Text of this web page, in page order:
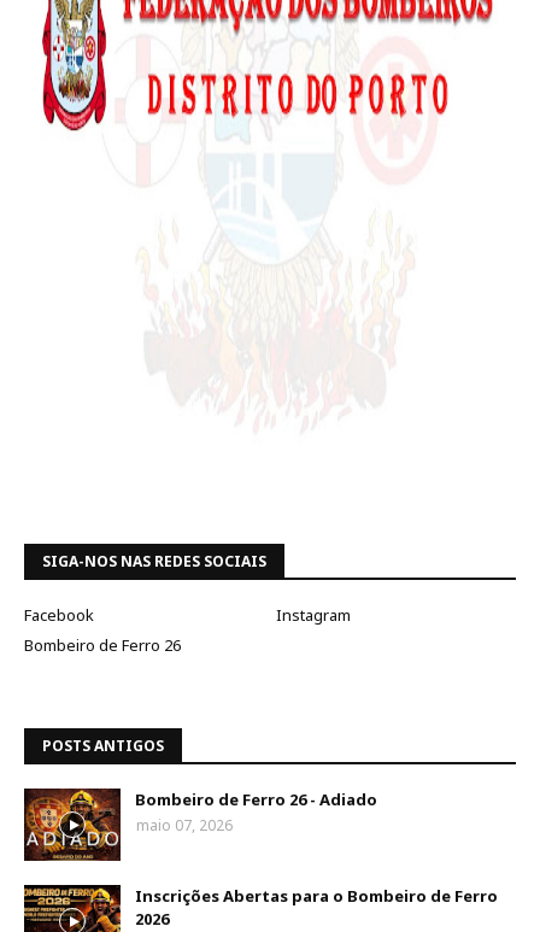
SIGA-NOS NAS REDES SOCIAIS
Facebook
Instagram
Bombeiro de Ferro 26
POSTS ANTIGOS
Bombeiro de Ferro 26 - Adiado
maio 07, 2026
Inscrições Abertas para o Bombeiro de Ferro
2026